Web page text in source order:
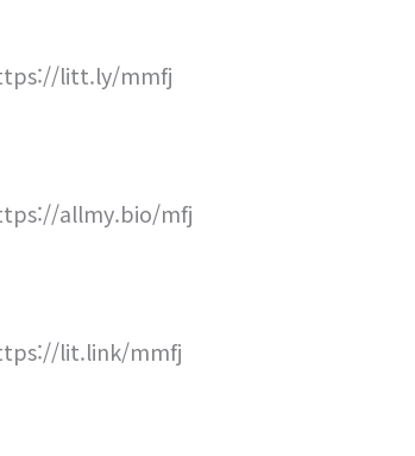
litt.ly/mmfj
allmy.bio/mfj
lit.link/mmfj